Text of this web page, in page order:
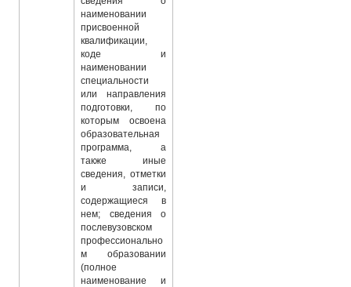
наименовании
присвоенной
квалификации,
коде и
наименовании
специальности
или направления
подготовки, по
которым освоена
образовательная
программа, а
также иные
сведения, отметки
и записи,
содержащиеся в
нем; сведения о
послевузовском
профессионально
м образовании
(полное
наименование и